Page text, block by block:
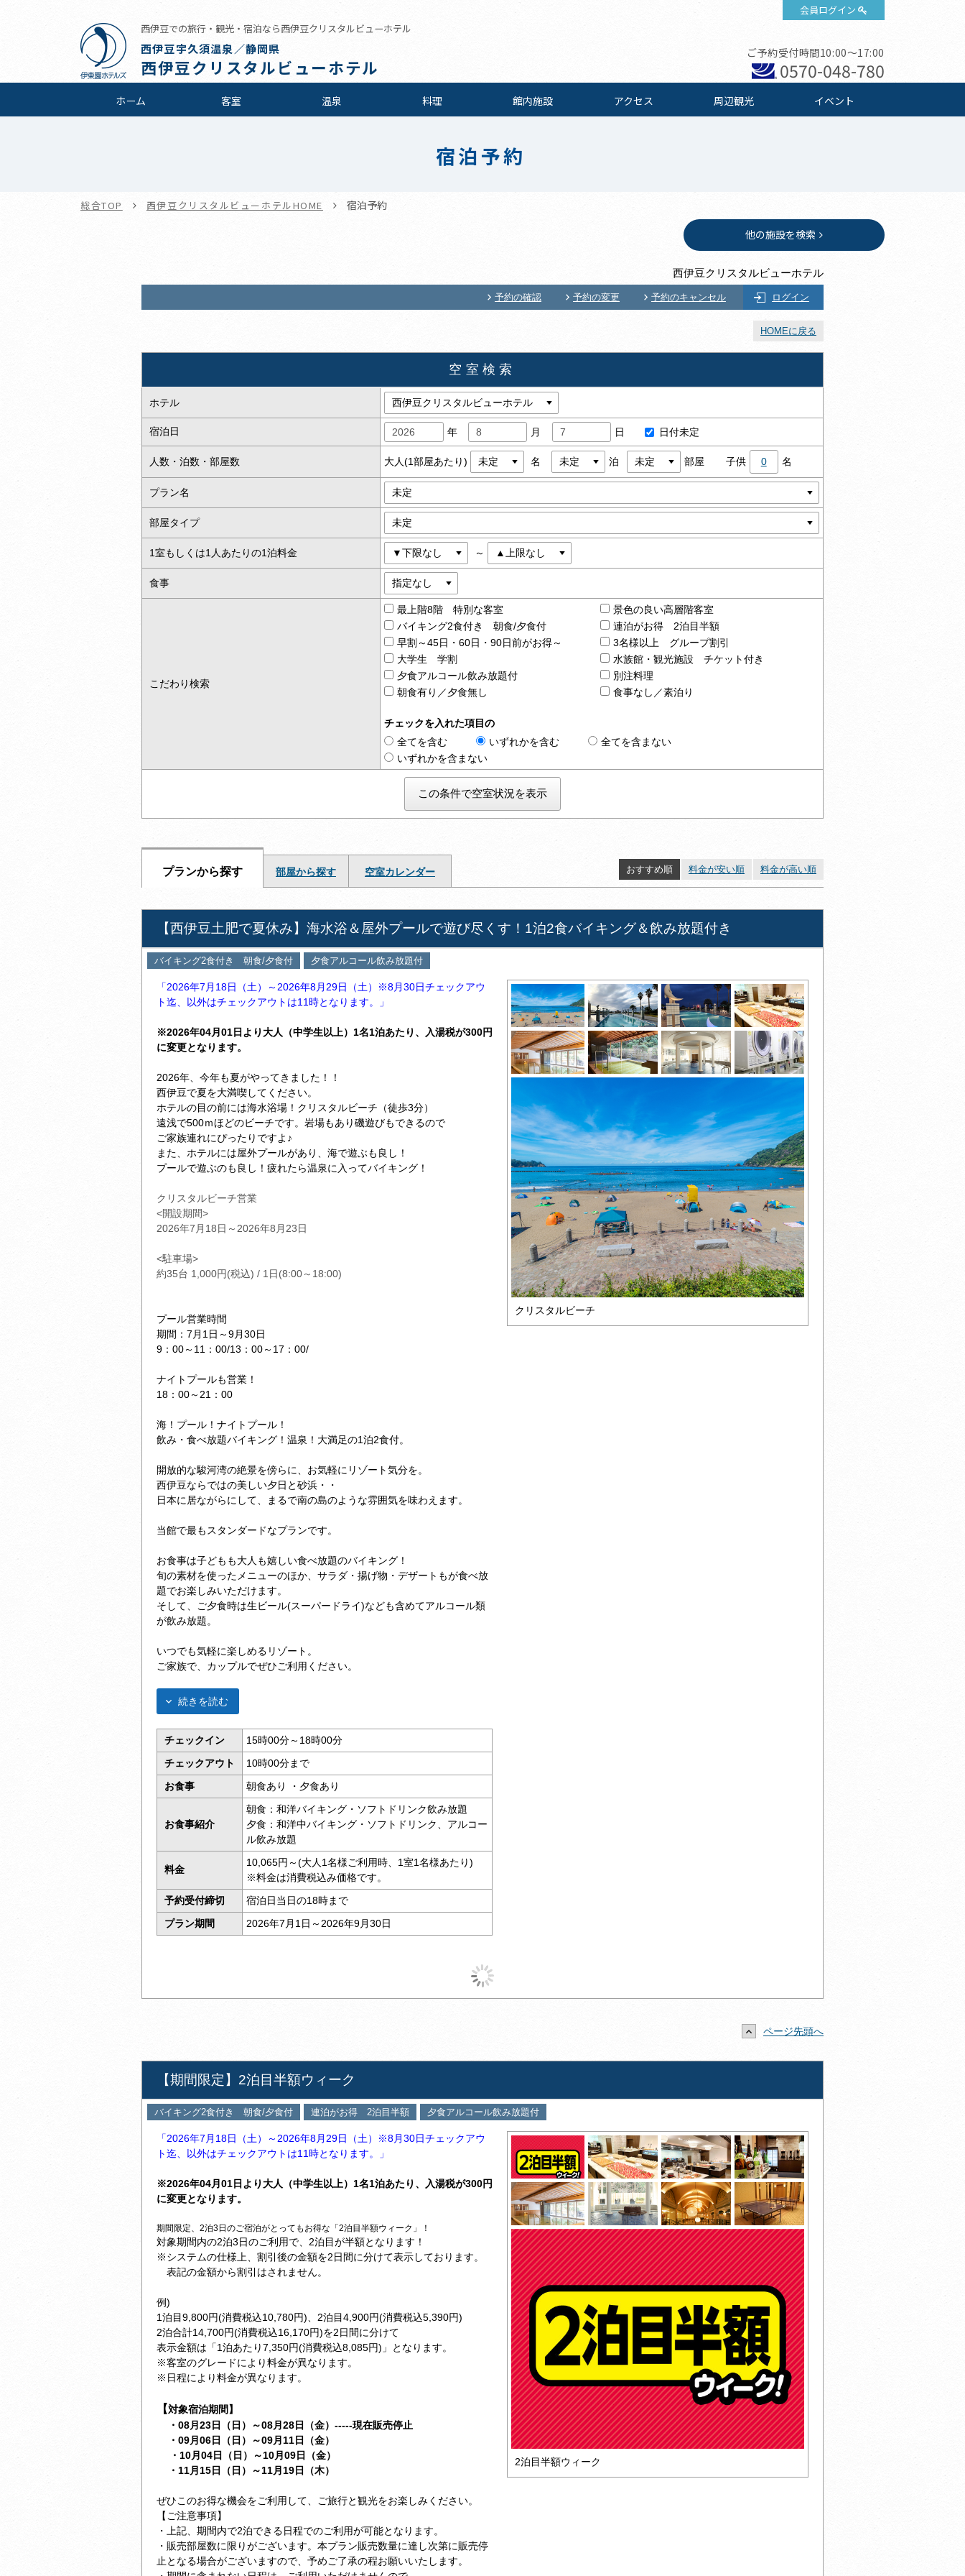
会員ログイン
西伊豆での旅行・観光・宿泊なら西伊豆クリスタルビューホテル
西伊豆宇久須温泉／静岡県
西伊豆クリスタルビューホテル
ご予約受付時間10:00～17:00
0570-048-780
ホーム 客室 温泉 料理 館内施設 アクセス 周辺観光 イベント
宿泊予約
総合TOP 西伊豆クリスタルビューホテルHOME 宿泊予約
他の施設を検索
西伊豆クリスタルビューホテル
予約の確認 予約の変更 予約のキャンセル ログイン
HOMEに戻る
空室検索
ホテル
宿泊日 年 月 日 日付未定
人数・泊数・部屋数 大人(1部屋あたり) 名 泊 部屋 子供 0 名
プラン名
部屋タイプ
1室もしくは1人あたりの1泊料金 ～
食事
こだわり検索
最上階8階 特別な客室
バイキング2食付き 朝食/夕食付
早割～45日・60日・90日前がお得～
大学生 学割
夕食アルコール飲み放題付
朝食有り／夕食無し
景色の良い高層階客室
連泊がお得 2泊目半額
3名様以上 グループ割引
水族館・観光施設 チケット付き
別注料理
食事なし／素泊り
チェックを入れた項目の
全てを含む
いずれかを含む
全てを含まない
いずれかを含まない
プランから探す 部屋から探す 空室カレンダー おすすめ順 料金が安い順 料金が高い順
【西伊豆土肥で夏休み】海水浴＆屋外プールで遊び尽くす！1泊2食バイキング＆飲み放題付き
バイキング2食付き 朝食/夕食付 夕食アルコール飲み放題付
「2026年7月18日（土）～2026年8月29日（土）※8月30日チェックアウ
ト迄、以外はチェックアウトは11時となります。」
※2026年04月01日より大人（中学生以上）1名1泊あたり、入湯税が300円
に変更となります。
2026年、今年も夏がやってきました！！
西伊豆で夏を大満喫してください。
ホテルの目の前には海水浴場！クリスタルビーチ（徒歩3分）
遠浅で500ｍほどのビーチです。岩場もあり磯遊びもできるので
ご家族連れにぴったりですよ♪
また、ホテルには屋外プールがあり、海で遊ぶも良し！
プールで遊ぶのも良し！疲れたら温泉に入ってバイキング！
クリスタルビーチ営業
<開設期間>
2026年7月18日～2026年8月23日
<駐車場>
約35台 1,000円(税込) / 1日(8:00～18:00)
プール営業時間
期間：7月1日～9月30日
9：00～11：00/13：00～17：00/
ナイトプールも営業！
18：00～21：00
海！プール！ナイトプール！
飲み・食べ放題バイキング！温泉！大満足の1泊2食付。
開放的な駿河湾の絶景を傍らに、お気軽にリゾート気分を。
西伊豆ならではの美しい夕日と砂浜・・
日本に居ながらにして、まるで南の島のような雰囲気を味わえます。
当館で最もスタンダードなプランです。
お食事は子どもも大人も嬉しい食べ放題のバイキング！
旬の素材を使ったメニューのほか、サラダ・揚げ物・デザートもが食べ放
題でお楽しみいただけます。
そして、ご夕食時は生ビール(スーパードライ)なども含めてアルコール類
が飲み放題。
いつでも気軽に楽しめるリゾート。
ご家族で、カップルでぜひご利用ください。
続きを読む
チェックイン
15時00分～18時00分
チェックアウト
10時00分まで
お食事
朝食あり ・夕食あり
お食事紹介
朝食：和洋バイキング・ソフトドリンク飲み放題
夕食：和洋中バイキング・ソフトドリンク、アルコー
ル飲み放題
料金
10,065円～(大人1名様ご利用時、1室1名様あたり)
※料金は消費税込み価格です。
予約受付締切
宿泊日当日の18時まで
プラン期間
2026年7月1日～2026年9月30日
クリスタルビーチ
ページ先頭へ
【期間限定】2泊目半額ウィーク
バイキング2食付き 朝食/夕食付 連泊がお得 2泊目半額 夕食アルコール飲み放題付
「2026年7月18日（土）～2026年8月29日（土）※8月30日チェックアウ
ト迄、以外はチェックアウトは11時となります。」
※2026年04月01日より大人（中学生以上）1名1泊あたり、入湯税が300円
に変更となります。
期間限定、2泊3日のご宿泊がとってもお得な「2泊目半額ウィーク」！
対象期間内の2泊3日のご利用で、2泊目が半額となります！
※システムの仕様上、割引後の金額を2日間に分けて表示しております。
表記の金額から割引はされません。
例)
1泊目9,800円(消費税込10,780円)、2泊目4,900円(消費税込5,390円)
2泊合計14,700円(消費税込16,170円)を2日間に分けて
表示金額は「1泊あたり7,350円(消費税込8,085円)」となります。
※客室のグレードにより料金が異なります。
※日程により料金が異なります。
【対象宿泊期間】
・08月23日（日）～08月28日（金）-----現在販売停止
・09月06日（日）～09月11日（金）
・10月04日（日）～10月09日（金）
・11月15日（日）～11月19日（木）
ぜひこのお得な機会をご利用して、ご旅行と観光をお楽しみください。
【ご注意事項】
・上記、期間内で2泊できる日程でのご利用が可能となります。
・販売部屋数に限りがございます。本プラン販売数量に達し次第に販売停
止となる場合がございますので、予めご了承の程お願いいたします。
2泊目半額ウィーク